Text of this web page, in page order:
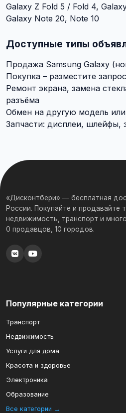
Galaxy Z Fold 5 / Fold 4,
Galaxy Note 20, Note 10
Доступные типы
Продажа Samsung Galaxy
Покупка – разместите запрос
Ремонт экрана, замена
разъёма
Обмен на другую модель
Запчасти: дисплеи, шлейфы,
«Дисконтбери» — бесплатная
России. Покупайте и продавайте
недвижимость, транспорт и
0 продавцов, 10 городов.
Популярные категории
Транспорт
Недвижимость
Услуги для дома
Красота и здоровье
Электроника
Образование
Все категории →